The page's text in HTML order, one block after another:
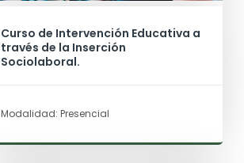
Curso de Intervención Educativa a
través de la Inserción
Sociolaboral.
Modalidad: Presencial